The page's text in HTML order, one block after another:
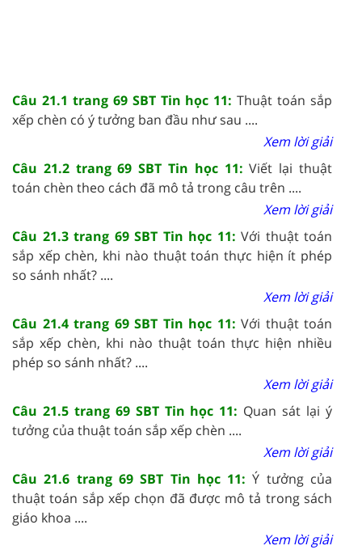
Câu 21.1 trang 69 SBT Tin học 11:Thuật toán sắp
xếp chèn có ý tưởng ban đầu như sau ....
Xem lời giải
Câu 21.2 trang 69 SBT Tin học 11:Viết lại thuật
toán chèn theo cách đã mô tả trong câu trên ....
Xem lời giải
Câu 21.3 trang 69 SBT Tin học 11: Với thuật toán
sắp xếp chèn, khi nào thuật toán thực hiện ít phép
so sánh nhất? ....
Xem lời giải
Câu 21.4 trang 69 SBT Tin học 11: Với thuật toán
sắp xếp chèn, khi nào thuật toán thực hiện nhiều
phép so sánh nhất? ....
Xem lời giải
Câu 21.5 trang 69 SBT Tin học 11: Quan sát lại ý
tưởng của thuật toán sắp xếp chèn ....
Xem lời giải
Câu 21.6 trang 69 SBT Tin học 11:Ý tưởng của
thuật toán sắp xếp chọn đã được mô tả trong sách
giáo khoa ....
Xem lời giải